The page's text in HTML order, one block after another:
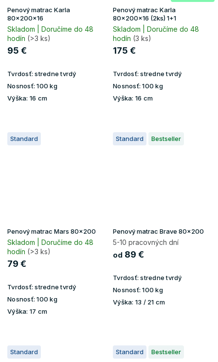
Penový matrac Karla
80x200x16
Skladom | Doručíme do 48
hodín (>3 ks)
95 €
Tvrdosť: stredne tvrdý
Nosnosť: 100 kg
Výška: 16 cm
Penový matrac Karla
80x200x16 (2ks) 1+1
Skladom | Doručíme do 48
hodín (3 ks)
175 €
Tvrdosť: stredne tvrdý
Nosnosť: 100 kg
Výška: 16 cm
Standard
Penový matrac Mars 80x200
Skladom | Doručíme do 48
hodín (>3 ks)
79 €
Tvrdosť: stredne tvrdý
Nosnosť: 100 kg
Výška: 17 cm
Standard Bestseller
Penový matrac Brave 80x200
5-10 pracovných dní
od 89 €
Tvrdosť: stredne tvrdý
Nosnosť: 100 kg
Výška: 13 / 21 cm
Standard Standard Bestseller